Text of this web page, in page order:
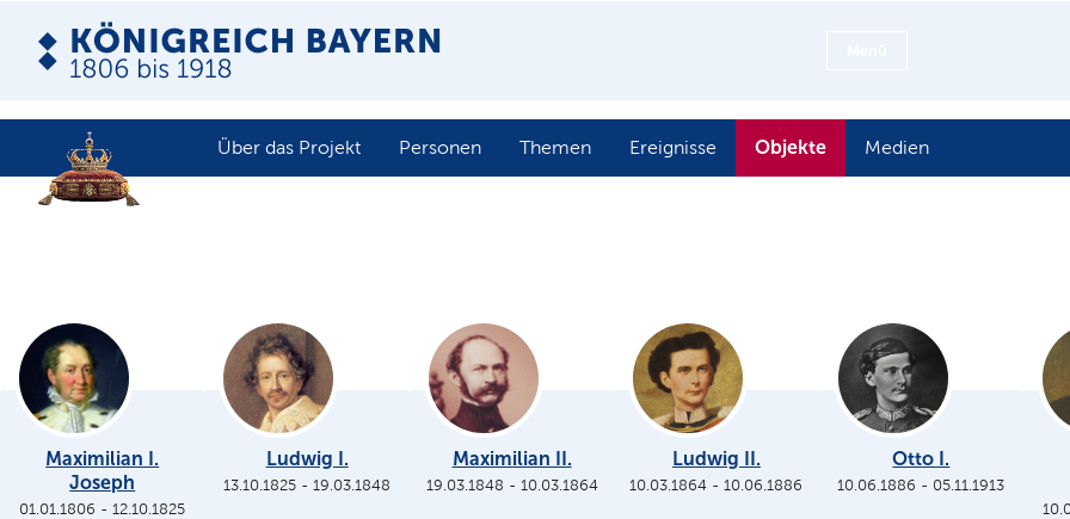
Über das Projekt Personen Themen Ereignisse Objekte Medien
Maximilian I.
Joseph
01.01.1806 -12.10.1825
Ludwig I.
13.10.1825 -19.03.1848
Maximilian II.
19.03.1848 - 10.03.1864
Ludwig II.
10.03.1864 -10.06.1886
Otto I.
10.06.1886 - 05.11.1913